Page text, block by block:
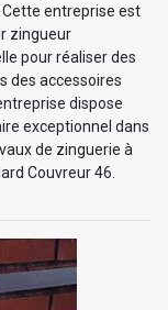
Cette entreprise est
zingueur
pour réaliser des
des accessoires
dispose
exceptionnel dans
de zinguerie à
Couvreur 46.